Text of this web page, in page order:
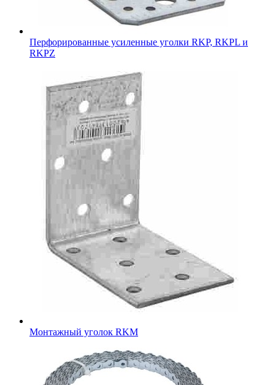
Перфорированные усиленные уголки RKP, RKPL и
RKPZ
Монтажный уголок RKM